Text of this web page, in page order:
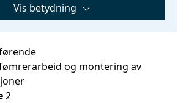
Vis betydning
og montering av
2